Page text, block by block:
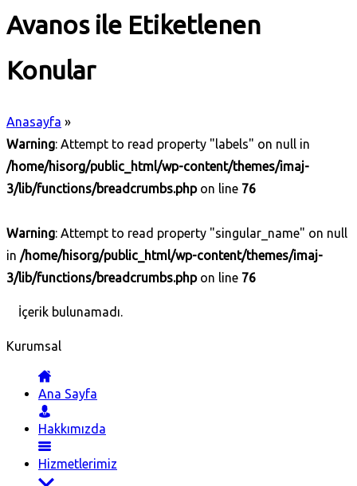
Avanos ile Etiketlenen
Konular
Anasayfa »
Warning: Attempt to read property "labels" on null in
/home/hisorg/public_html/wp-content/themes/imaj-
3/lib/functions/breadcrumbs.phpon line 76
Warning: Attempt to read property "singular_name" on null
in /home/hisorg/public_html/wp-content/themes/imaj-
3/lib/functions/breadcrumbs.phpon line 76
İçerik bulunamadı.
Kurumsal
Ana Sayfa
Hakkımızda
Hizmetlerimiz